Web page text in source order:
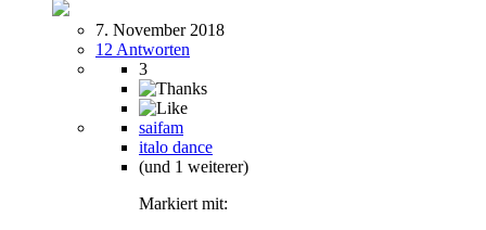
7. November 2018
12 Antworten
3
saifam
italo dance
(und 1 weiterer)
Markiert mit: